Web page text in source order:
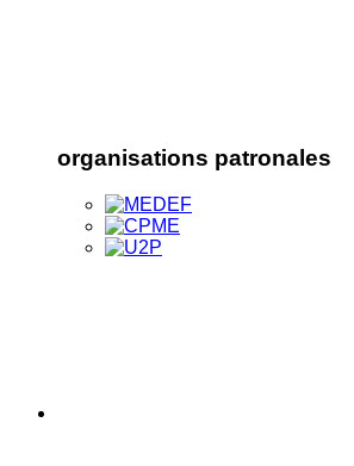
organisations patronales